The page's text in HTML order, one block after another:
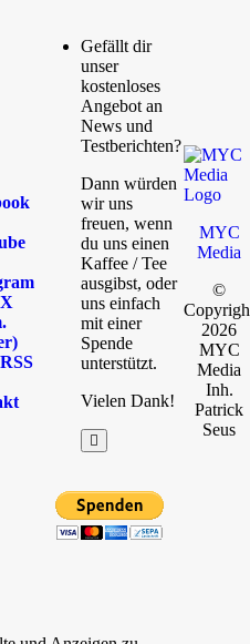
X
RSS
Gefällt dir
unser
kostenloses
Angebot an
News und
Testberichten?
Dann würden
wir uns
freuen, wenn
du uns einen
Kaffee / Tee
ausgibst, oder
uns einfach
mit einer
Spende
unterstützt.
Vielen Dank!
MYC
Media
©
2026
MYC
Media
Inh.
Patrick
Seus